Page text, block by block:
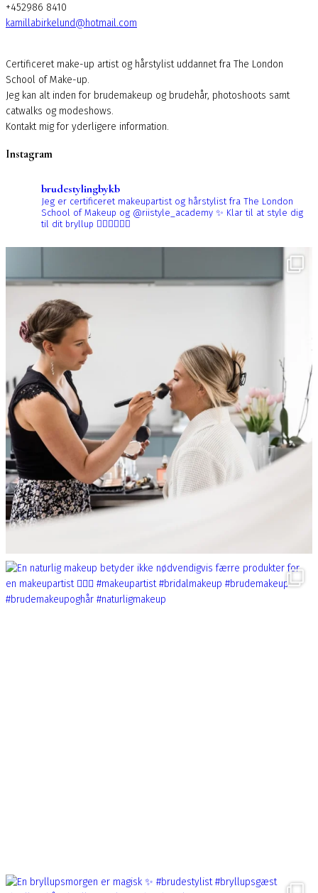
+452986 8410
kamillabirkelund@hotmail.com
Certificeret make-up artist og hårstylist uddannet fra The London
School of Make-up.
Jeg kan alt inden for brudemakeup og brudehår, photoshoots samt
catwalks og modeshows.
Kontakt mig for yderligere information.
Instagram
brudestylingbykb
Jeg er certificeret makeupartist og hårstylist fra The London
School of Makeup og @riistyle_academy ✨ Klar til at style dig
til dit bryllup 👰🏼‍♀️👰🏻‍♀️